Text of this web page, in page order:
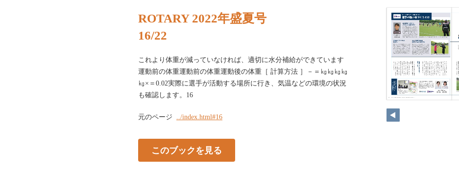
ROTARY 2022年盛夏号
16/22
これより体重が減っていなければ、適切に水分補給ができています
運動前の体重運動前の体重運動後の体重［ 計算方法 ］－＝㎏㎏㎏㎏
㎏×＝0.02実際に選手が活動する場所に行き、気温などの環境の状況
も確認します。16
元のページ ../index.html#16
このブックを見る